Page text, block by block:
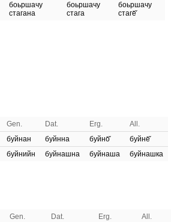
боьршачу
стагана
боьршачу
стага
боьршачу
стаге̄̌
Gen. Dat. Erg.
All.
буйнан буйнна буйно̄̌
буйне̄̌
буйнийн буйнашна буйнаша буйнашка
Gen. Dat. Erg.
All.